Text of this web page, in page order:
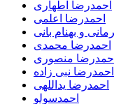
احمدرضا اطهاری
احمدرضا اعلمی
و بهنام بانی
احمدرضا محمدی
احمدرضا منصوری
احمدرضا نبی زاده
احمدرضا یداللهی
احمدسولو